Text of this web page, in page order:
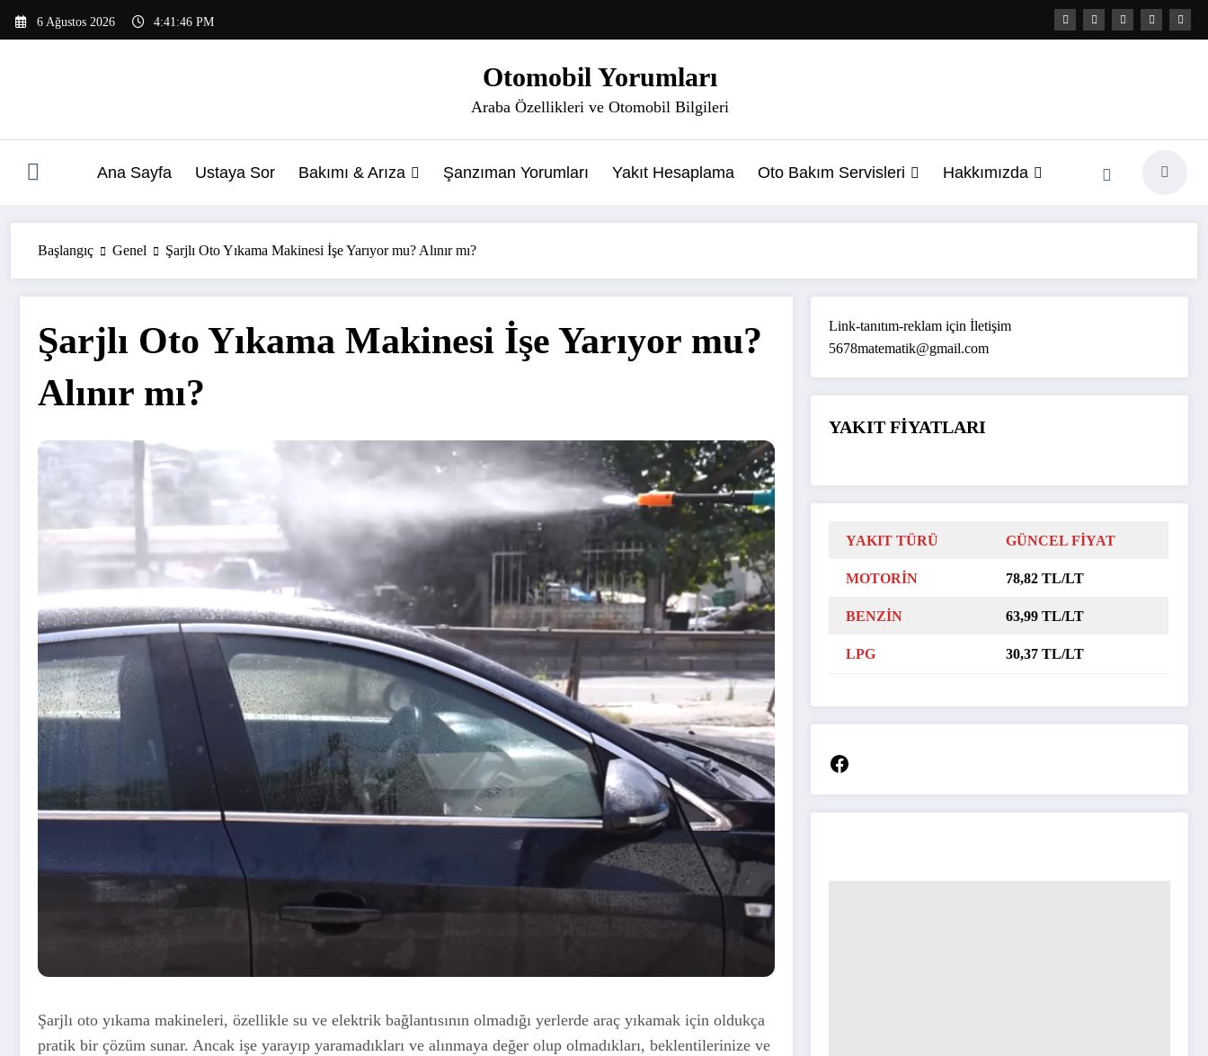
atla
6 Ağustos 2026 4:41:48 PM
Otomobil Yorumları
Araba Özellikleri ve Otomobil Bilgileri
Ana Sayfa Ustaya Sor Bakımı & Arıza Şanzıman Yorumları Yakıt Hesaplama Oto Bakım Servisleri Hakkımızda
Başlangıç Genel Şarjlı Oto Yıkama Makinesi İşe Yarıyor mu? Alınır mı?
Şarjlı Oto Yıkama Makinesi İşe Yarıyor mu?
Alınır mı?
Şarjlı oto yıkama makineleri, özellikle su ve elektrik bağlantısının olmadığı yerlerde araç yıkamak için oldukça
pratik bir çözüm sunar. Ancak işe yarayıp yaramadıkları ve alınmaya değer olup olmadıkları, beklentilerinize ve
Link-tanıtım-reklam için İletişim
5678matematik@gmail.com
YAKIT FİYATLARI
YAKIT TÜRÜ GÜNCEL FİYAT
MOTORİN 78,82 TL/LT
BENZİN 63,99 TL/LT
LPG 30,37 TL/LT
Facebook